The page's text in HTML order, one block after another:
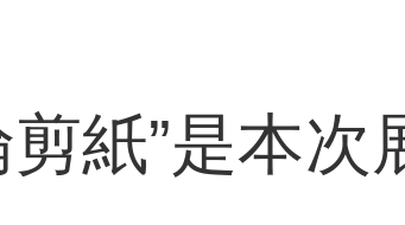
紙”是本次